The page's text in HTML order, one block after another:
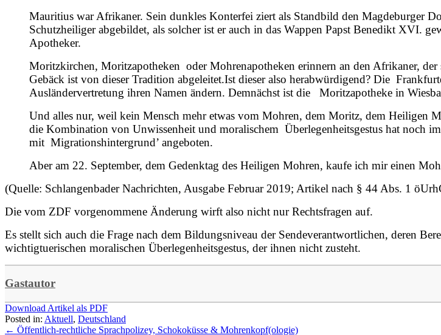
Mauritius war Afrikaner. Sein dunkles Konterfei ziert als Standbild den Magdeburger
Schutzheiliger abgebildet, als solcher ist er auch in das Wappen Papst Benedikt XVI.
Apotheker.
Moritzkirchen, Moritzapotheken oder Mohrenapotheken erinnern an den Afrikaner,
Gebäck ist von dieser Tradition abgeleitet.Ist dieser also herabwürdigend? Die
Ausländervertretung ihren Namen ändern. Demnächst ist die Moritzapotheke in
Und alles nur, weil kein Mensch mehr etwas vom Mohren, dem Moritz, dem Heiligen
die Kombination von Unwissenheit und moralischem Überlegenheitsgestus hat noch
mit Migrationshintergrund’ angeboten.
Aber am 22. September, dem Gedenktag des Heiligen Mohren, kaufe ich mir einen
(Quelle: Schlangenbader Nachrichten, Ausgabe Februar 2019; Artikel nach § 44 Abs. 1
Die vom ZDF vorgenommene Änderung wirft also nicht nur Rechtsfragen auf.
Es stellt sich auch die Frage nach dem Bildungsniveau der Sendeverantwortlichen, deren
wichtigtuerischen moralischen Überlegenheitsgestus, der ihnen nicht zusteht.
Gastautor
Download Artikel als PDF
Posted in: Aktuell, Deutschland
← Öffentlich-rechtliche Sprachpolizey, Schokoküsse & Mohrenkopf(ologie)